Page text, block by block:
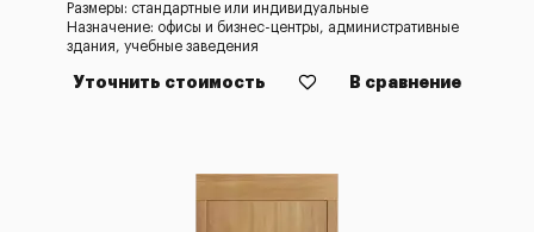
Размеры: стандартные или индивидуальные
Назначение: офисы и бизнес-центры, административные
здания, учебные заведения
Уточнить стоимость В сравнение